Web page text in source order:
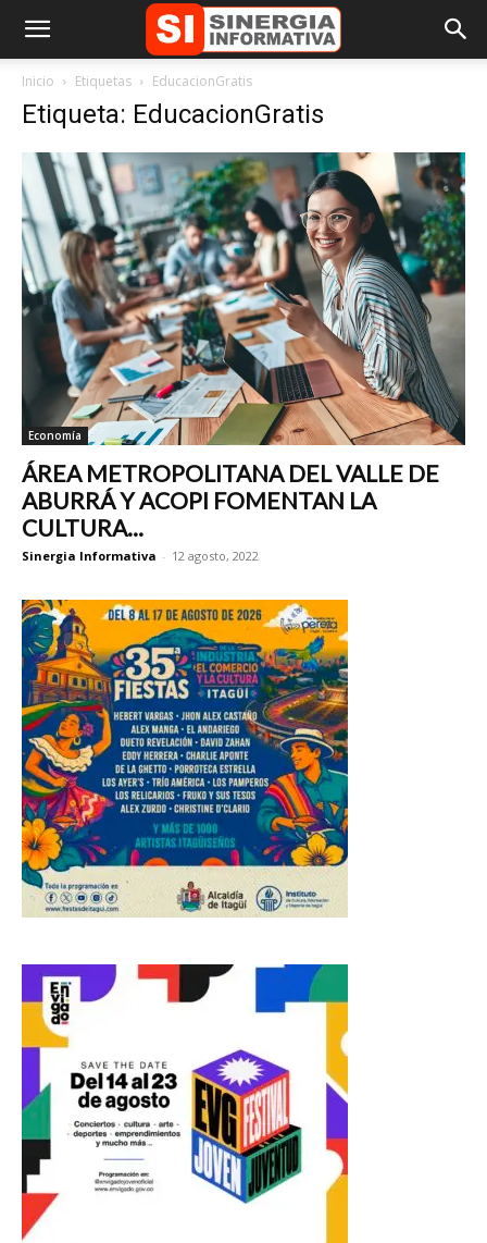
Inicio Etiquetas EducacionGratis
Etiqueta: EducacionGratis
Economía
ÁREA METROPOLITANA DEL VALLE DE
ABURRÁ Y ACOPI FOMENTAN LA
CULTURA...
Sinergia Informativa - 12 agosto, 2022